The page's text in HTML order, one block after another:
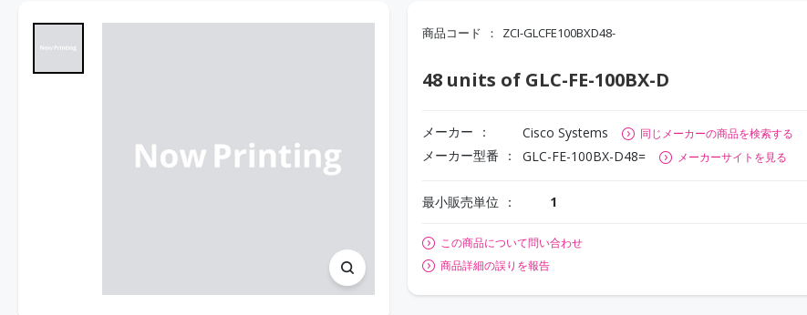
商品コード ZCI-GLCFE100BXD48-
48 units of GLC-FE-100BX-D
メーカー Cisco Systems 同じメーカーの商品を検索する
メーカー型番 GLC-FE-100BX-D48= メーカーサイトを見る
最小販売単位 1
この商品について問い合わせ
商品詳細の誤りを報告